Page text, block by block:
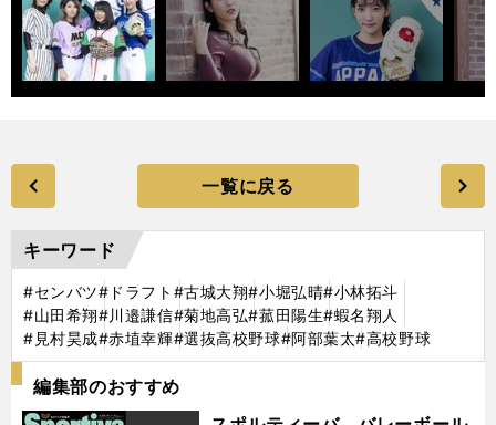
一覧に戻る
キーワード
#センバツ#ドラフト #古城大翔#小堀弘晴#小林拓斗
#山田希翔#川邉謙信#菊地高弘#菰田陽生#蝦名翔人
#見村昊成#赤埴幸輝#選抜高校野球#阿部葉太#高校野球
編集部のおすすめ